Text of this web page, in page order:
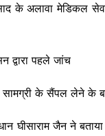
के अलावा मेडिकल
द्वारा पहले जांच
सामग्री के सैंपल लेने के
घीसाराम जैन ने